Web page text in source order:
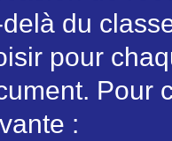
du
pour
Pour
: